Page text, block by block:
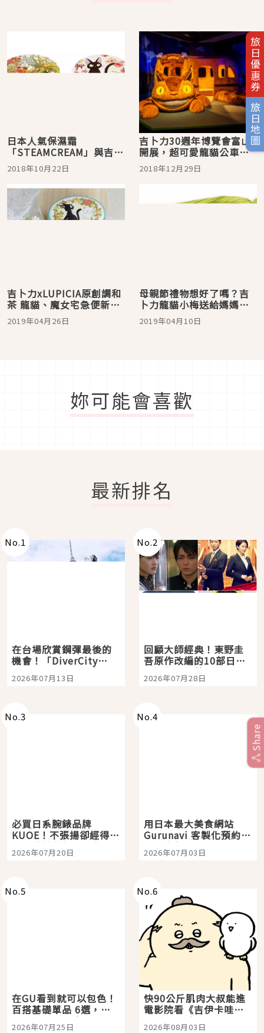
旅日優惠券
旅日地圖
日本人氣保濕霜
「STEAMCREAM」與吉卜
力最新合作商品上市！
2018年10月22日
吉卜力30週年博覽會富山
開展，超可愛龍貓公車等
你來踩點
2018年12月29日
吉卜力xLUPICIA原創調和
茶 龍貓、魔女宅急便新上
市
2019年04月26日
母親節禮物想好了嗎？吉
卜力龍貓小梅送給媽媽的
玉米如何？
2019年04月10日
妳可能會喜歡
最新排名
No.1
在台場欣賞鋼彈最後的
機會！「DiverCity
Tokyo Plaza」搭船、
購物、美食及夜景，一
2026年07月13日
No.2
回顧大師經典！東野圭
吾原作改編的10部日本
影視作品推薦
2026年07月28日
No.3
必買日系腕錶品牌
KUOE！不張揚卻經得起
時間洗鍊的經典之作五
選
2026年07月20日
No.4
用日本最大美食網站
Gurunavi 客製化預約九
大都市餐廳，打造專屬
美食體驗！
2026年07月03日
No.5
在GU看到就可以包色！
百搭基礎單品 6選，閉
眼全收也不心疼
2026年07月25日
No.6
快90公斤肌肉大叔能進
電影院看《吉伊卡哇》
嗎？日本重金屬樂團
2026年08月03日
Share